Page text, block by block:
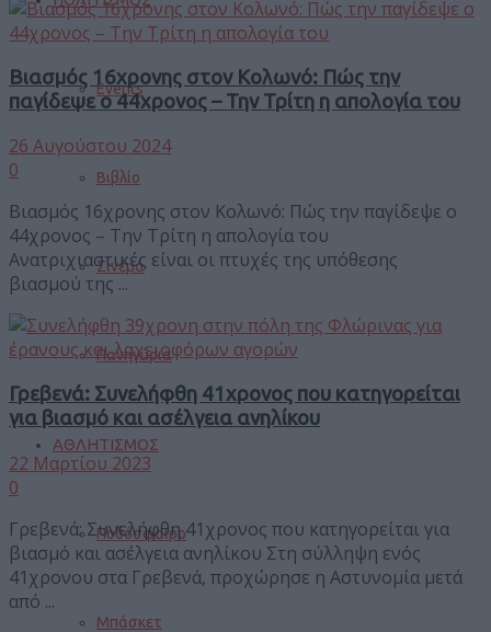
Events
Βιβλίο
Σινεμά
Πανηγύρια
ΑΘΛΗΤΙΣΜΟΣ
Ποδόσφαιρο
Μπάσκετ
Βιασμός 16χρονης στον Κολωνό: Πώς την
παγίδεψε ο 44χρονος – Την Τρίτη η απολογία του
26 Αυγούστου 2024
0
Βιασμός 16χρονης στον Κολωνό: Πώς την παγίδεψε ο
44χρονος – Την Τρίτη η απολογία του
Ανατριχιαστικές είναι οι πτυχές της υπόθεσης
βιασμού της ...
Γρεβενά: Συνελήφθη 41χρονος που κατηγορείται
για βιασμό και ασέλγεια ανηλίκου
22 Μαρτίου 2023
0
Γρεβενά: Συνελήφθη 41χρονος που κατηγορείται για
βιασμό και ασέλγεια ανηλίκου Στη σύλληψη ενός
41χρονου στα Γρεβενά, προχώρησε η Αστυνομία μετά
από ...